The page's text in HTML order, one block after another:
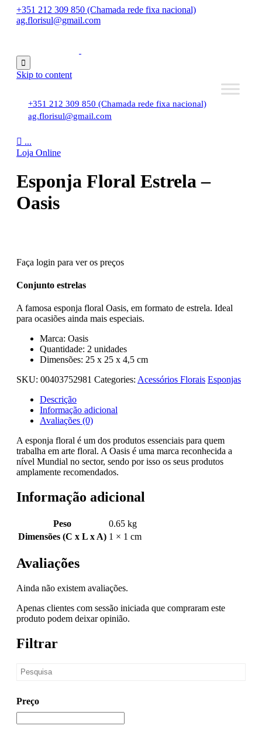
+351 212 309 850 (Chamada rede fixa nacional)
ag.florisul@gmail.com

Skip to content
+351 212 309 850 (Chamada rede fixa nacional)
ag.florisul@gmail.com
 ...
Loja Online
Esponja Floral Estrela –
Oasis
Faça login para ver os preços
Conjunto estrelas
A famosa esponja floral Oasis, em formato de estrela. Ideal
para ocasiões ainda mais especiais.
Marca: Oasis
Quantidade: 2 unidades
Dimensões: 25 x 25 x 4,5 cm
SKU: 00403752981 Categories: Acessórios Florais Esponjas
Descrição
Informação adicional
Avaliações (0)
A esponja floral é um dos produtos essenciais para quem
trabalha em arte floral. A Oasis é uma marca reconhecida a
nível Mundial no sector, sendo por isso os seus produtos
amplamente recomendados.
Informação adicional
Peso
0.65 kg
Dimensões (C x L x A) 1 × 1 cm
Avaliações
Ainda não existem avaliações.
Apenas clientes com sessão iniciada que compraram este
produto podem deixar opinião.
Filtrar
Preço